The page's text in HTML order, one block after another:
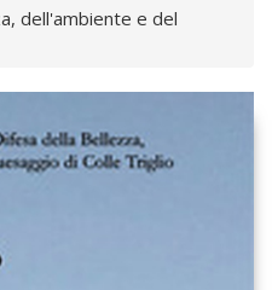
dell'ambiente e del